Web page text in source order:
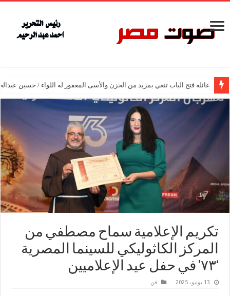
عائلة فتح الباب تنعي بمزيد من الحزن والأسى المغفور له اللواء / حسين
تكريم الإعلامية سماح مصطفي من
المركز الكاثوليكي للسينما المصرية
‘٧٣’ في حفل عيد الإعلاميين
13 يونيو، 2025 فن